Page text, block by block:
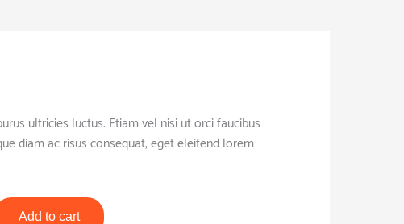
ultricies luctus. Etiam vel nisi ut orci faucibus
diam ac risus consequat, eget eleifend lorem
Add to cart